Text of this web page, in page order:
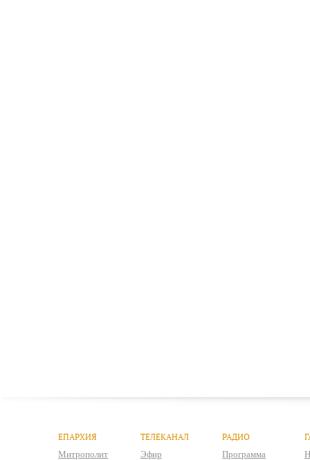
ЕПАРХИЯ
Митрополит
ТЕЛЕКАНАЛ
Эфир
РАДИО
Программа